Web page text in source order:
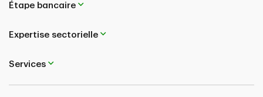
Étape bancaire
Expertise sectorielle
Services